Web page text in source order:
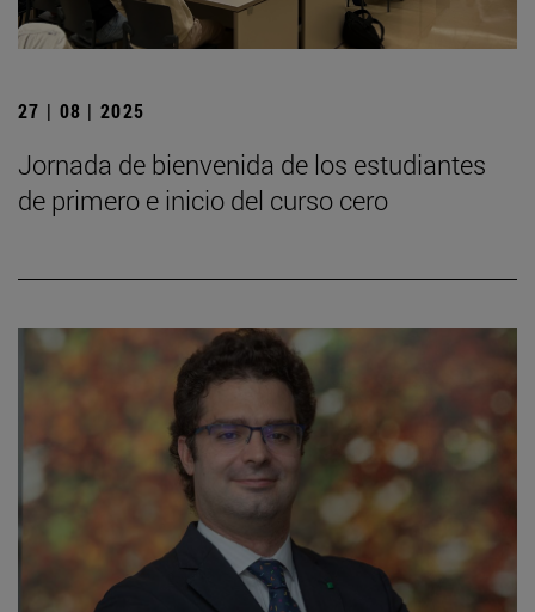
27 | 08 | 2025
Jornada de bienvenida de los estudiantes
de primero e inicio del curso cero